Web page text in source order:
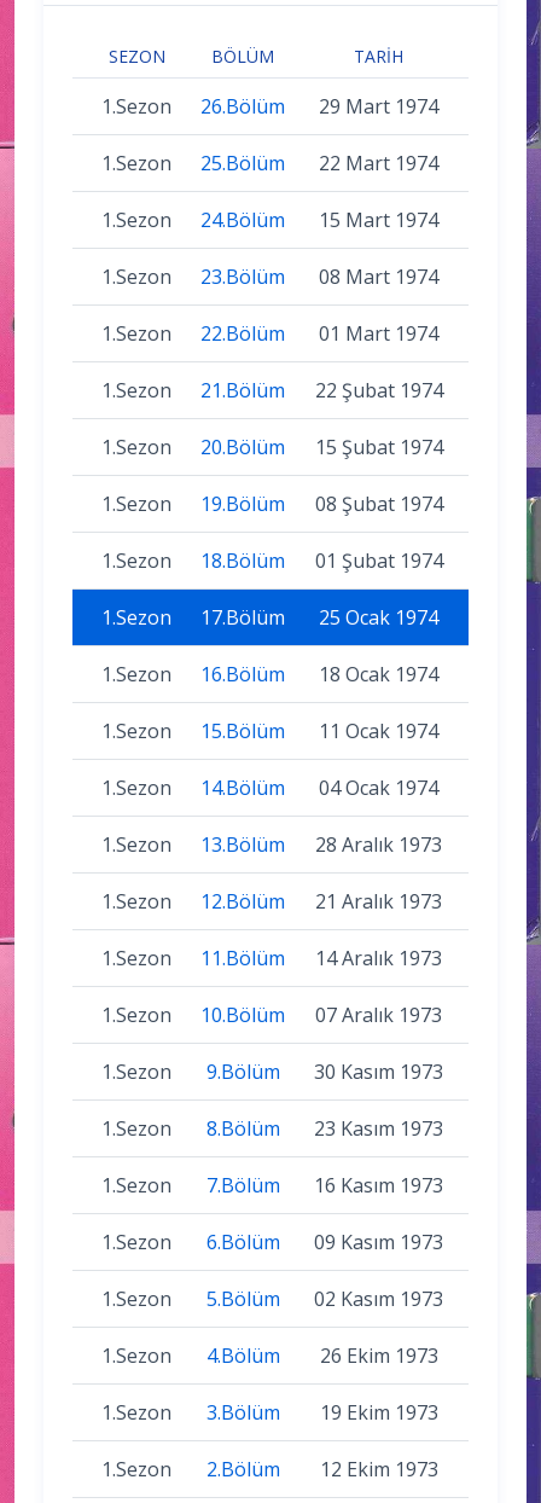
SEZON BÖLÜM TARIH
1.Sezon 26.Bölüm 29 Mart 1974
1.Sezon 25.Bölüm 22 Mart 1974
1.Sezon 24.Bölüm 15 Mart 1974
1.Sezon 23.Bölüm 08 Mart 1974
1.Sezon 22.Bölüm 01 Mart 1974
1.Sezon 21.Bölüm 22 Şubat 1974
1.Sezon 20.Bölüm 15 Şubat 1974
1.Sezon 19.Bölüm 08 Şubat 1974
1.Sezon 18.Bölüm 01 Şubat 1974
1.Sezon 17.Bölüm 25 Ocak 1974
1.Sezon 16.Bölüm 18 Ocak 1974
1.Sezon 15.Bölüm 11 Ocak 1974
1.Sezon 14.Bölüm 04 Ocak 1974
1.Sezon 13.Bölüm 28 Aralık 1973
1.Sezon 12.Bölüm 21 Aralık 1973
1.Sezon 11.Bölüm 14 Aralık 1973
1.Sezon 10.Bölüm 07 Aralık 1973
1.Sezon 9.Bölüm 30 Kasım 1973
1.Sezon 8.Bölüm 23 Kasım 1973
1.Sezon 7.Bölüm 16 Kasım 1973
1.Sezon 6.Bölüm 09 Kasım 1973
1.Sezon 5.Bölüm 02 Kasım 1973
1.Sezon 4.Bölüm 26 Ekim 1973
1.Sezon 3.Bölüm 19 Ekim 1973
1.Sezon 2.Bölüm 12 Ekim 1973